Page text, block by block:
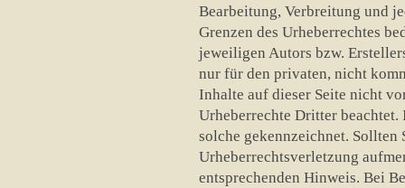
Bearbeitung, Verbreitung und
Grenzen des Urheberrechtes
jeweiligen Autors bzw.
nur für den privaten, nicht
Inhalte auf dieser Seite nicht
Urheberrechte Dritter
solche gekennzeichnet. Sollten
Urheberrechtsverletzung
entsprechenden Hinweis. Bei